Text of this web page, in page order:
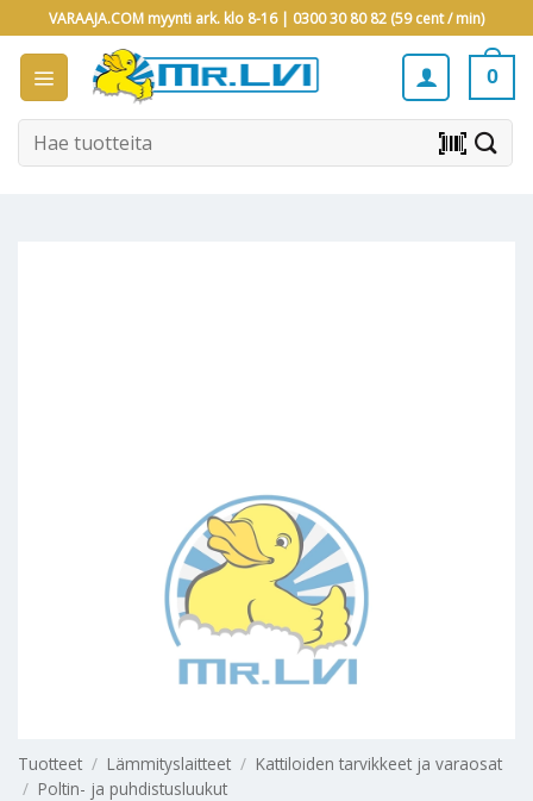
to
content
VARAAJA.COM myynti ark. klo 8-16 | 0300 30 80 82 (59 cent / min)
0
Etsi: barcode_scanner
Tuotteet / Lämmityslaitteet / Kattiloiden tarvikkeet ja varaosat
/ Poltin- ja puhdistusluukut